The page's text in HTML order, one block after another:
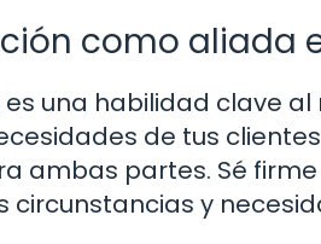
como aliada
es una habilidad clave
de tus
ambas partes. Sé
y